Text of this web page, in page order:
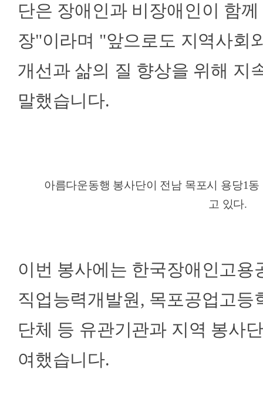
단은 장애인과 비장애인이 함
장"이라며 "앞으로도 지역사회
개선과 삶의 질 향상을 위해 지
말했습니다.
아름다운동행 봉사단이 전남 목포시 용당1
고 있다.
이번 봉사에는 한국장애인고용
직업능력개발원, 목포공업고등
단체 등 유관기관과 지역 봉사
여했습니다.